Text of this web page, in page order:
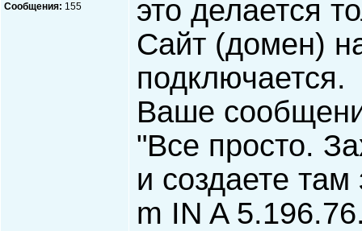
Сообщения: 155
это делается
Сайт (домен)
подключается.
Ваше
"Все просто.
и создаете
m IN A